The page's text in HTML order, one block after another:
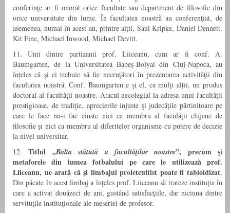
conferinţe ar fi onorat orice facultate sau department de filosofie din
orice universitate din lume. În facultatea noastră au conferenţiat, de
asemenea, numai în acest an, printre alţii, Saul Kripke, Daniel Dennett,
Kit Fine, Michael Inwood, Michael Devitt.
11. Unii dintre partizanii prof. Liiceanu, cum ar fi conf. A.
Baumgarten, de la Universitatea Babeș-Bolyai din Cluj-Napoca, au
înțeles că şi ei trebuie să fie necruţători în prezentarea activităţii din
facultatea noastră. Conf. Baumgarten e și el, ca mulți alții, un produs
doctoral al facultății noastre. Atacul necolegial la adresa unui facultăţii
prestigioase, de tradiţie, aprecierile injuste şi judecăţile părtinitoare pe
care le face nu-i fac cinste nici ca membru al faculăţii clujene de
filosofie şi nici ca membru al diferitelor organisme cu putere de decizie
la nivel universitar.
12.Titlul „Balta stătută a facultăţilor noastre”, precum şi
metaforele din lumea fotbalului pe care le utilizează prof.
Liiceanu, ne arată că şi limbajul proletcultist poate fi tabloidizat.
Din păcate în acest limbaj a înţeles prof. Liiceanu să trateze instituţia în
care a activat douăzeci de ani, gustând satisfacţiile, dar niciuna dintre
servituţile instituţionale ale meseriei de profesor.